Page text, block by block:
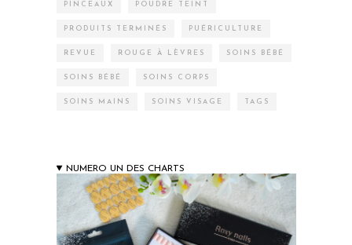
PINCEAUX POUDRE TEINT
PRODUITS TERMINÉS PUÉRICULTURE
REVUE ROUGE À LÈVRES SOINS BÉBÉ
SOINS BÉBÉ SOINS CORPS
SOINS MAINS SOINS VISAGE TAGS
NUMERO UN DES CHARTS